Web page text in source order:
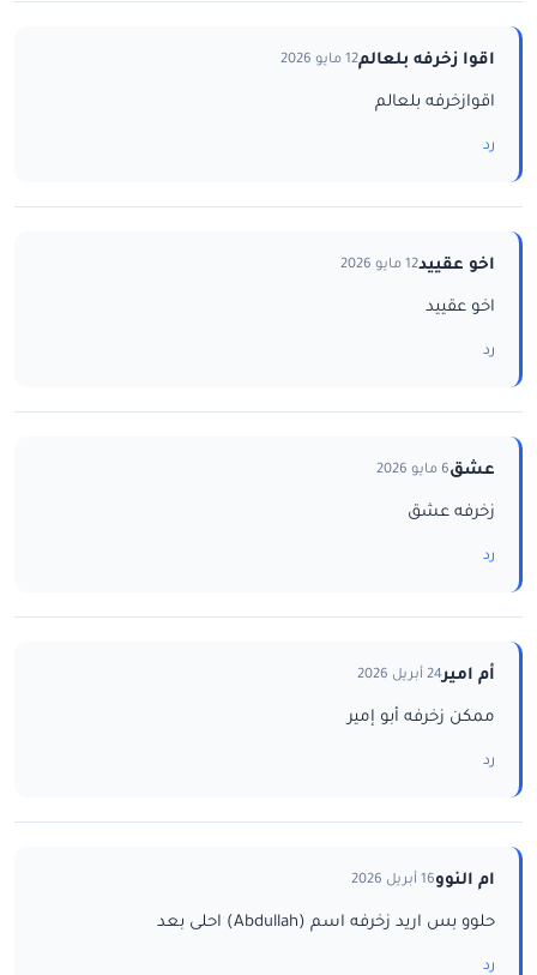
اقوا زخرفه بلعالم12 مايو 2026
اقوازخرفه بلعالم
رد
اخو عقييد12 مايو 2026
اخو عقييد
رد
عشق6 مايو 2026
زخرفه عشق
رد
أم امير24 أبريل 2026
ممكن زخرفه أبو إمير
رد
ام النوو16 أبريل 2026
حلوو بس اريد زخرفه اسم (Abdullah) احلى بعد
رد